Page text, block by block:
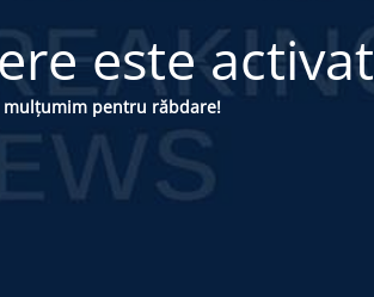
este activat
pentru răbdare!